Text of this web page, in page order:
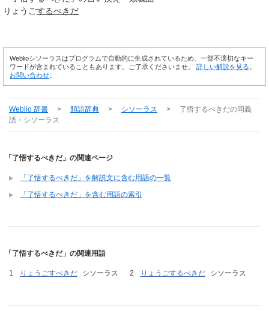
りょうごするべきだ
Weblioシソーラスはプログラムで自動的に生成されているため、一部不適切なキー
ワードが含まれていることもあります。ご了承くださいませ。 詳しい解説を見る
お問い合わせ
Weblio 辞書 > 類語辞典 > シソーラス > 了悟するべきだの同義
語・シソーラス
「了悟するべきだ」の関連ページ
「了悟するべきだ」を解説文に含む用語の一覧
「了悟するべきだ」を含む用語の索引
「了悟するべきだ」の関連用語
りょうごすべきだ シソーラス りょうごするべきだ シソーラス